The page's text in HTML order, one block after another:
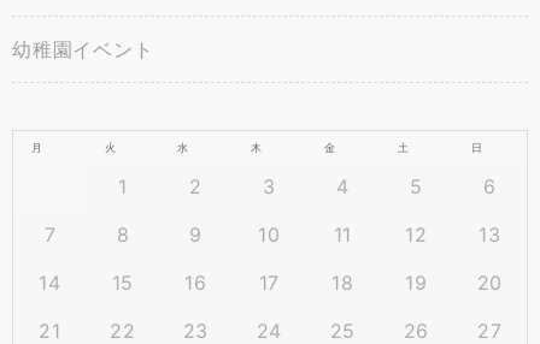
幼稚園イベント
月 火 水 木 金 土 日
1 2 3 4 5
6
7
8 9 10 11 12
13
14
15 16 17 18 19
20
21
22 23 24 25 26
27